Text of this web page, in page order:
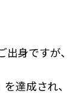
身ですが、
を達成され、